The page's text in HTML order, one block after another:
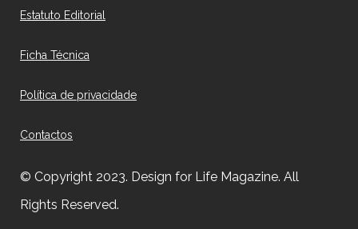
Estatuto Editorial
Ficha Técnica
Política de privacidade
Contactos
© Copyright 2023. Design for Life Magazine. All
Rights Reserved.